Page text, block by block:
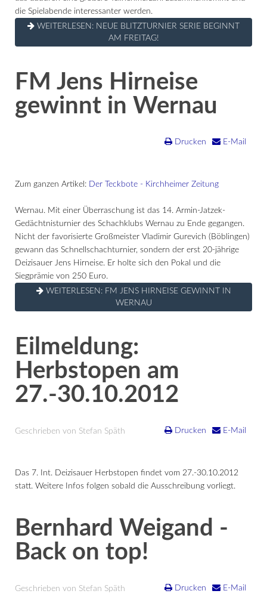
die Spielabende interessanter werden.
WEITERLESEN: NEUE BLITZTURNIER SERIE BEGINNT
AM FREITAG!
FM Jens Hirneise
gewinnt in Wernau
Drucken E-Mail
Zum ganzen Artikel: Der Teckbote - Kirchheimer Zeitung
Wernau. Mit einer Überraschung ist das 14. Armin-Jatzek-
Gedächtnisturnier des Schachklubs Wernau zu Ende gegangen.
Nicht der favorisierte Großmeister Vladimir Gurevich (Böblingen)
gewann das Schnellschachturnier, sondern der erst 20-jährige
Deizisauer Jens Hirneise. Er holte sich den Pokal und die
Siegprämie von 250 Euro.
WEITERLESEN: FM JENS HIRNEISE GEWINNT IN
WERNAU
Eilmeldung:
Herbstopen am
27.-30.10.2012
Drucken E-Mail
Geschrieben von Stefan Späth
Das 7. Int. Deizisauer Herbstopen findet vom 27.-30.10.2012
statt. Weitere Infos folgen sobald die Ausschreibung vorliegt.
Bernhard Weigand -
Back on top!
Drucken E-Mail
Geschrieben von Stefan Späth